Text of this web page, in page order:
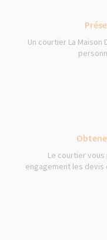
Un courtier La Maison
Le courtier
engagement les devis